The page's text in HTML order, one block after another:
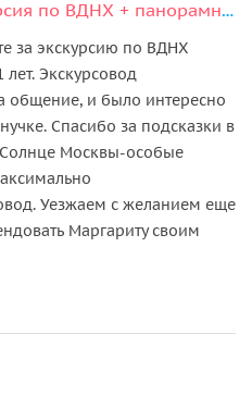
«Солнце Москвы»: экскурсия по ВДНХ + панорамный полёт над ВДНХ и столицей
за экскурсию по ВДНХ
лет. Экскурсовод
общение, и было интересно
Спасибо за подсказки в
Солнце Москвы-особые
Уезжаем с желанием еще
Маргариту своим